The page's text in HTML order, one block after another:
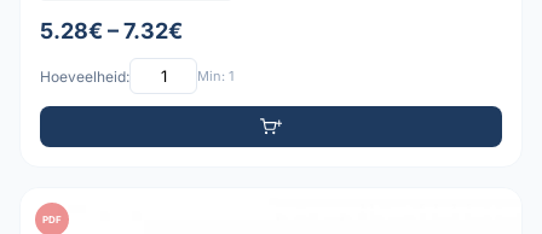
5.28€ – 7.32€
Hoeveelheid: Min: 1
PDF